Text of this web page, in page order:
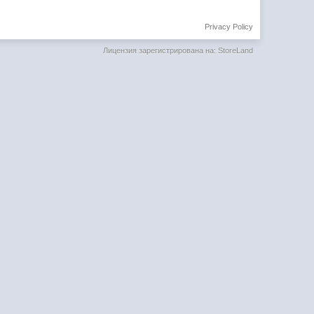
Privacy Policy
Лицензия зарегистрирована на: StoreLand